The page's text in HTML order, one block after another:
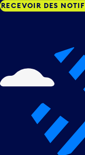
RECEVOIR DES